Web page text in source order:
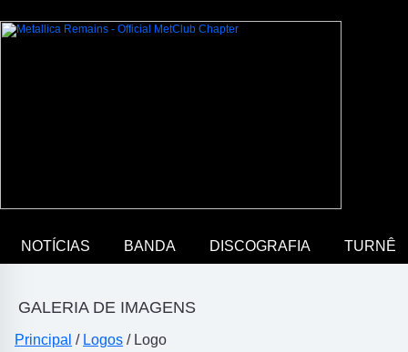
NOTÍCIAS BANDA DISCOGRAFIA TURNÊ
GALERIA DE IMAGENS
Principal / Logos / Logo